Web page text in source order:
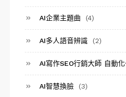
AI企業主題曲 (4)
AI多人語音辨識 (2)
AI寫作SEO行銷大師 自動
AI智慧換臉 (3)